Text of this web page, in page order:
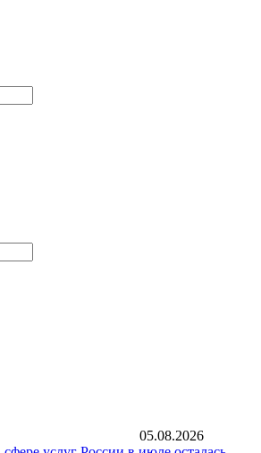
05.08.2026